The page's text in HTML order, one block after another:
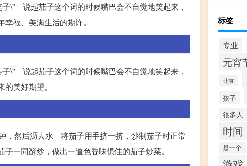
\"，说起茄子这个词的时候嘴巴会不自觉地笑起来，
福、美满生活的期许。
\"，说起茄子这个词的时候嘴巴会不自觉地笑起来，
美好期望。
然后沥去水，将茄子用手挤一挤，炒制茄子时正常
一同翻炒，做出一道色香味俱佳的茄子炒菜。
标签
专业
元宵
北京
孩子
很多人
时间
是一个